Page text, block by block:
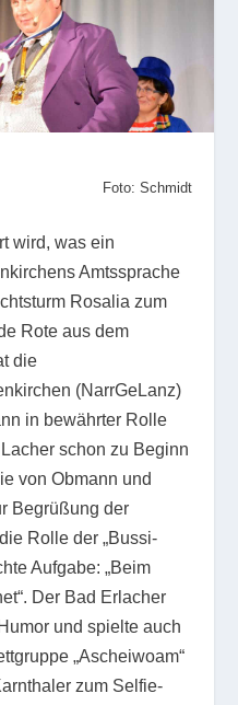
Foto: Schmidt
wird, was ein
Amtssprache
Rosalia zum
Rote aus dem
die
(NarrGeLanz)
in bewährter Rolle
schon zu Beginn
von Obmann und
Begrüßung der
Rolle der „Bussi-
Aufgabe: „Beim
Der Bad Erlacher
und spielte auch
„Ascheiwoam“
zum Selfie-